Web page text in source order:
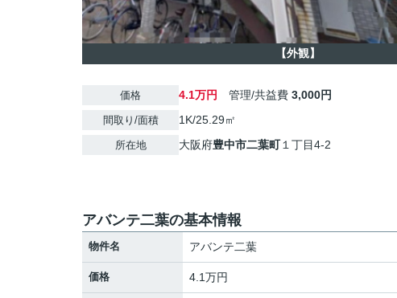
【外観】
価格 4.1万円 管理/共益費 3,000円
間取り/面積 1K/25.29㎡
所在地 大阪府豊中市二葉町１丁目4-2
アバンテ二葉の基本情報
物件名 アバンテ二葉
価格 4.1万円